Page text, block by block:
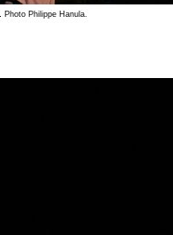
Photo Philippe Hanula.